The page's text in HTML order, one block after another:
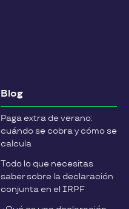
Blog
Paga extra de verano:
cuándo se cobra y cómo se
calcula
Todo lo que necesitas
saber sobre la declaración
conjunta en el IRPF